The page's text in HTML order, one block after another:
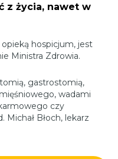
z życia, nawet w
hospicjum, jest
Ministra Zdrowia.
gastrostomią,
wadami
czy
Błoch, lekarz